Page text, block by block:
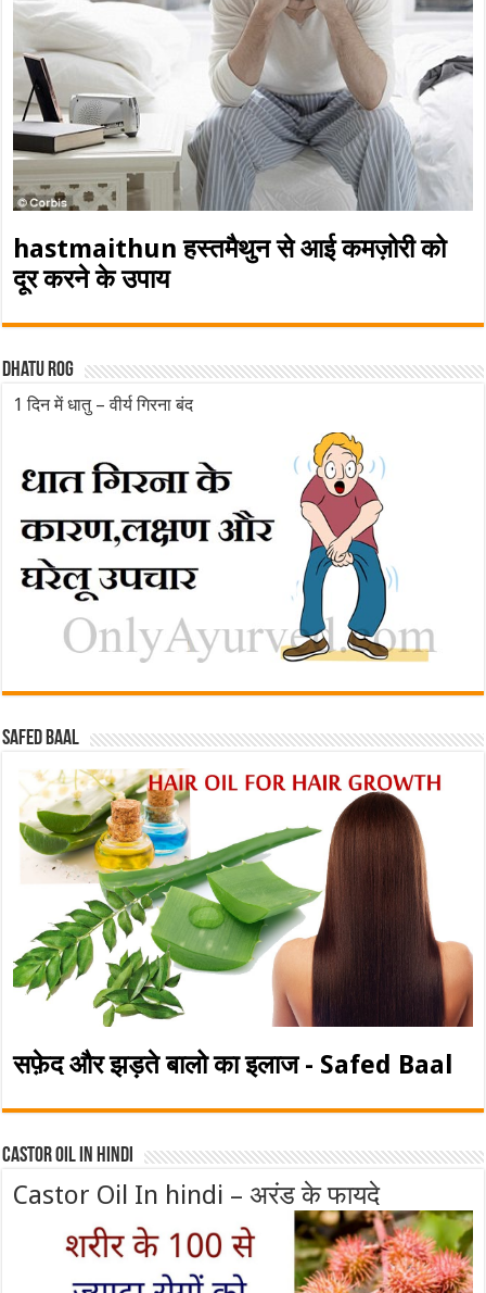
hastmaithun हस्तमैथुन से आई कमज़ोरी को
दूर करने के उपाय
Dhatu rog
1 दिन में धातु – वीर्य गिरना बंद
Safed baal
सफ़ेद और झड़ते बालो का इलाज - Safed Baal
Castor Oil In Hindi
Castor Oil In hindi – अरंड के फायदे